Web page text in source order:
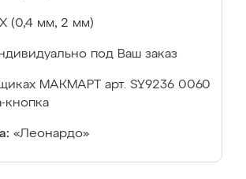
(0,4 мм, 2 мм)
под Ваш заказ
МАКМАРТ арт. SY9236 0060
кнопка
«Леонардо»